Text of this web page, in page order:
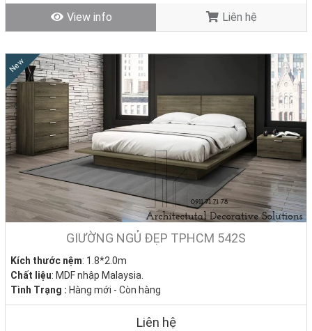
View info Liên hệ
New
GIƯỜNG NGỦ ĐẸP TPHCM 542S
Kích thước nệm: 1.8*2.0m
Chất liệu: MDF nhập Malaysia.
Tình Trạng : Hàng mới - Còn hàng
Liên hệ